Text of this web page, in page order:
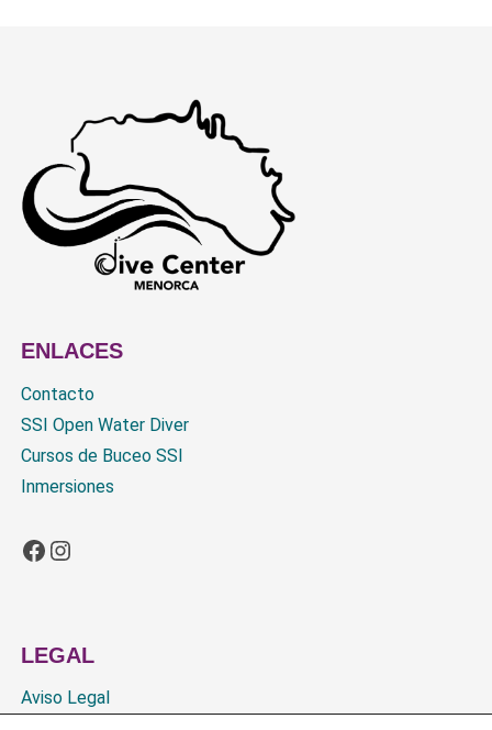
ENLACES
Contacto
SSI Open Water Diver
Cursos de Buceo SSI
Inmersiones
Facebook
Instagram
LEGAL
Aviso Legal